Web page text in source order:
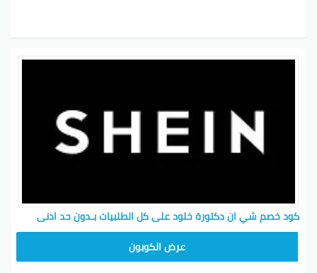
كود خصم شي ان دكتورة خلود على كل الطلبيات بـدون حد ادنى
عرض الكوبون